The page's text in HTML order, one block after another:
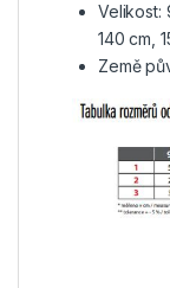
Velikost:
140 cm,
Země